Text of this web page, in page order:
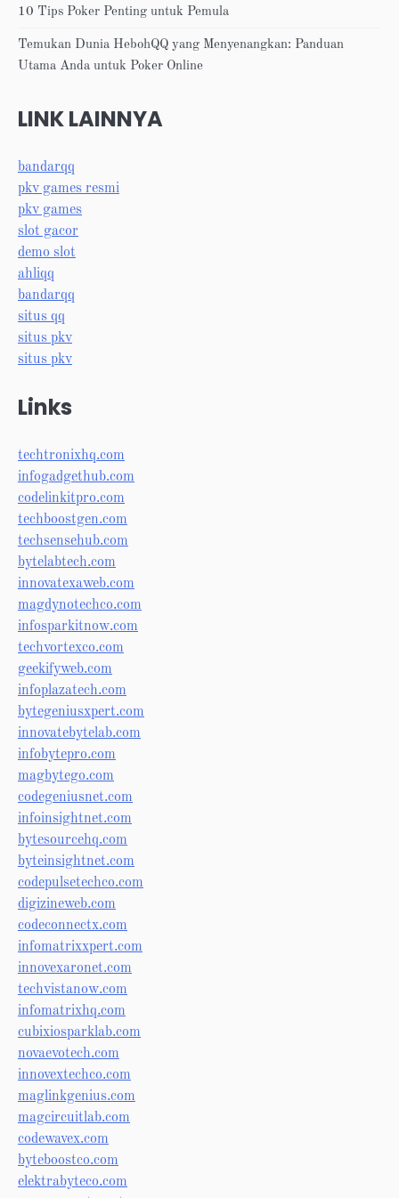
10 Tips Poker Penting untuk Pemula
Temukan Dunia HebohQQ yang Menyenangkan: Panduan
Utama Anda untuk Poker Online
LINK LAINNYA
bandarqq
pkv games resmi
pkv games
slot gacor
demo slot
ahliqq
bandarqq
situs qq
situs pkv
situs pkv
Links
techtronixhq.com
infogadgethub.com
codelinkitpro.com
techboostgen.com
techsensehub.com
bytelabtech.com
innovatexaweb.com
magdynotechco.com
infosparkitnow.com
techvortexco.com
geekifyweb.com
infoplazatech.com
bytegeniusxpert.com
innovatebytelab.com
infobytepro.com
magbytego.com
codegeniusnet.com
infoinsightnet.com
bytesourcehq.com
byteinsightnet.com
codepulsetechco.com
digizineweb.com
codeconnectx.com
infomatrixxpert.com
innovexaronet.com
techvistanow.com
infomatrixhq.com
cubixiosparklab.com
novaevotech.com
innovextechco.com
maglinkgenius.com
magcircuitlab.com
codewavex.com
byteboostco.com
elektrabyteco.com